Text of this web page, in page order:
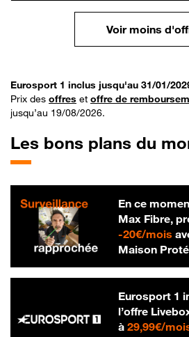
Voir moins
Eurosport 1 inclus jusqu'au 31/01/
Prix des offres et offre de
jusqu’au 19/08/2026.
Les bons plans du
En ce
Max Fibre,
-20€/mois20
Maison
Eurosport 1
l’offre
à 29,99€/